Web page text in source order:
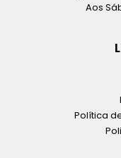
Aos
Política